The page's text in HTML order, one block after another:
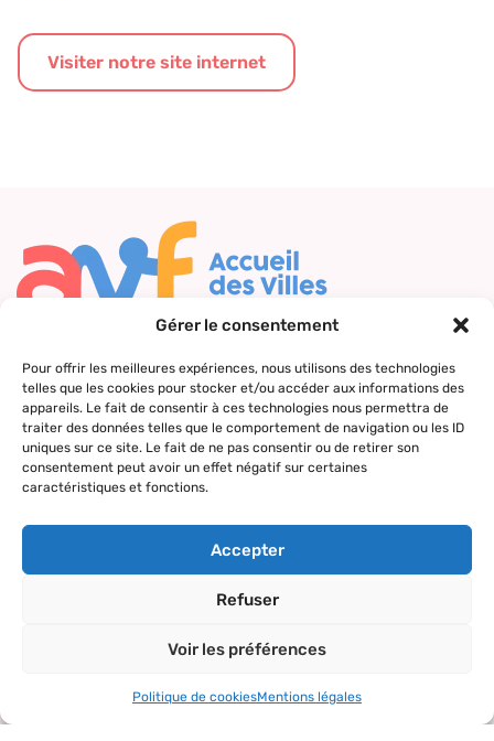
Gérer le consentement
Pour offrir les meilleures expériences, nous utilisons des technologies
telles que les cookies pour stocker et/ou accéder aux informations des
appareils. Le fait de consentir à ces technologies nous permettra de
traiter des données telles que le comportement de navigation ou les ID
uniques sur ce site. Le fait de ne pas consentir ou de retirer son
consentement peut avoir un effet négatif sur certaines
caractéristiques et fonctions.
Accepter
Refuser
Voir les préférences
Politique de cookiesMentions légales
Visiter notre site internet
Nous contacter
Qui sommes-
nous ?
Nos valeurs
La charte AVF
Nos actions
Accueil des
nouveaux
arrivants
Rencontres
Activités et
Le réseau
AVF
Répertoire
des AVF
l’actualité du
réseau
Suivez-nous